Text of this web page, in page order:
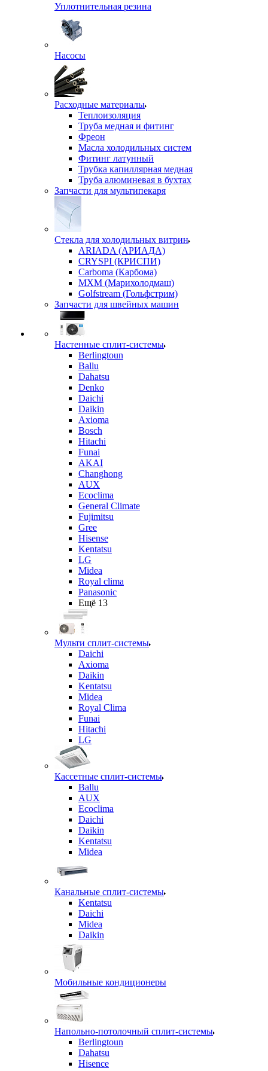
Уплотнительная резина
Насосы
Расходные материалы
Теплоизоляция
Труба медная и фитинг
Фреон
Масла холодильных систем
Фитинг латунный
Трубка капиллярная медная
Труба алюминевая в бухтах
Запчасти для мультипекаря
Стекла для холодильных витрин
ARIADA (АРИАДА)
CRYSPI (КРИСПИ)
Carboma (Карбома)
MXM (Марихолодмаш)
Golfstream (Гольфстрим)
Запчасти для швейных машин
Настенные сплит-системы
Berlingtoun
Ballu
Dahatsu
Denko
Daichi
Daikin
Axioma
Bosch
Hitachi
Funai
AKAI
Changhong
AUX
Ecoclima
General Climate
Fujimitsu
Gree
Hisense
Kentatsu
LG
Midea
Royal clima
Panasonic
Ещё 13
Мульти сплит-системы
Daichi
Axioma
Daikin
Kentatsu
Midea
Royal Clima
Funai
Hitachi
LG
Кассетные сплит-системы
Ballu
AUX
Ecoclima
Daichi
Daikin
Kentatsu
Midea
Канальные сплит-системы
Kentatsu
Daichi
Midea
Daikin
Мобильные кондиционеры
Напольно-потолочный сплит-системы
Berlingtoun
Dahatsu
Hisence